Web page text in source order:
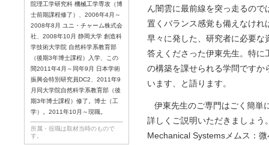
ん闇雲に最前線を突っ走るの
置くバランス感覚も備えなけ
早々に発した、研究者に必要
答えくださった伊東先生。特
の構築を課せられる学問です
います、と語ります。
伊東先生のご専門はごく簡単
詳しくご説明いただきましょ
Mechanical Systemsメムス：
院理工学研究科 機械工学専攻（博
士前期課程修了）、2006年4月～
2008年8月 ユニ・チャーム株式会
社、2008年10月 静岡大学 創造科
学技術大学院 自然科学系教育部
（後期3年博士課程）入学、この
間2011年4月～同年9月 日本学術
振興会特別研究員DC2、2011年9
月同大学院自然科学系教育部（後
期3年博士課程）修了。博士（工
学）。2011年10月～現職。
所属・役職は取材当時のもので
す。